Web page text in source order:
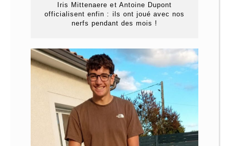
Iris Mittenaere et Antoine Dupont
officialisent enfin : ils ont joué avec nos
nerfs pendant des mois !